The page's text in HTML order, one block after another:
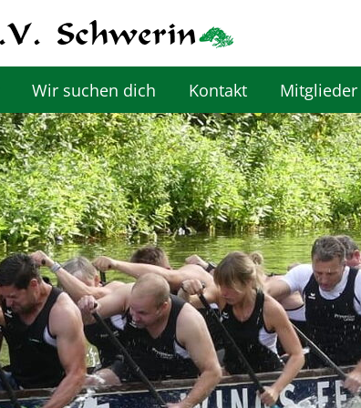
Wir suchen dich Kontakt Mitglieder